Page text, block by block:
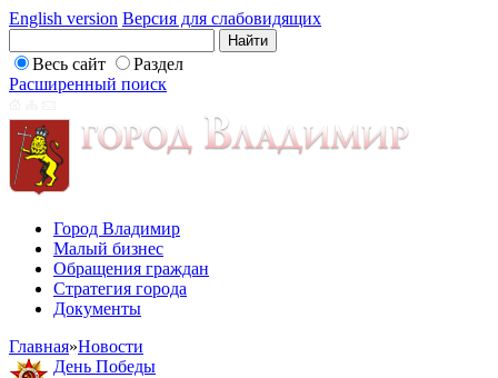
English version Версия для слабовидящих
Весь сайт
Раздел
Расширенный поиск
Город Владимир
Малый бизнес
Обращения граждан
Стратегия города
Документы
Главная»Новости
День Победы